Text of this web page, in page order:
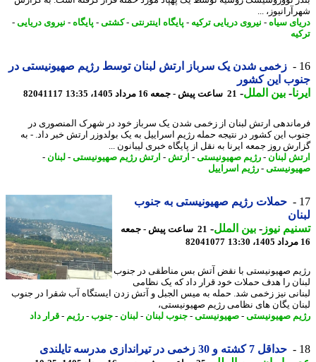
...
سیاه-نیروی دریایی ترکیه-پایگاه اینترنتی-کشتی-پایگاه-نیروی دریایی -
زخمی شدن یک سرباز ارتش لبنان توسط رژیم صهیونیستی در
این کشور
-بین الملل-21 ساعت پیش - جمعه 16 مرداد 1405، 13:35 82041117
ارتش لبنان از زخمی شدن یک سرباز خود در شهرک المنصوری در
این کشور در نتیجه حمله رژیم اسراییل به یک بولدوزر ارتش خبر داد. - به
روز جمعه ایرنا به نقل از پایگاه خبری لیبانون ...
لبنان-رژیم صهیونیستی-ارتش -ارتش رژیم صهیونیستی-لبنان-
-رژیم اسراییل
حملات رژیم صهیونیستی به جنوب
نیوز-بین الملل-
21 ساعت پیش - جمعه
82041077
صهیونیستی با نقض آتش بس مناطقی در جنوب
را هدف حملات خود قرار داد که یک نظامی
نیز زخمی شد. حمله به میس الجبل و آتش زدن ایستگاه آب شقرا در جنوب
یگان های نظامی رژیم صهیونیستی،
صهیونیستی-صهیونیستی-جنوب لبنان-لبنان-جنوب-رژیم- قرار داد
حداقل 7 کشته و 30 زخمی در تیراندازی مدرسه تایلندی